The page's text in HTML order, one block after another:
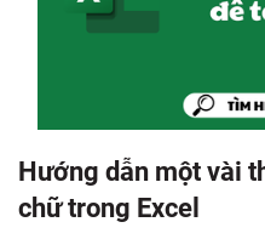
Hướng dẫn một vài
chữ trong Excel